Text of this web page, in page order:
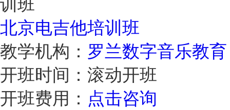
北京电吉他培训班
教学机构： 罗兰数字音乐教育
开班时间： 滚动开班
开班费用： 点击咨询